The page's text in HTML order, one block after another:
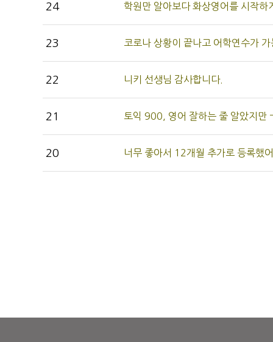
24 학원만 알아보다 화상영어를 시작
23 코로나 상황이 끝나고 어학연수가
22 니키 선생님 감사합니다.
21 토익 900, 영어 잘하는 줄 알았지만
20 너무 좋아서 12개월 추가로 등록했